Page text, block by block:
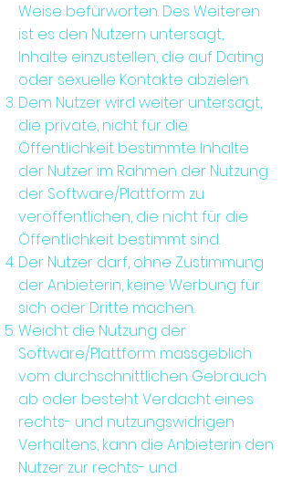
Weise befürworten. Des Weiteren
ist es den Nutzern untersagt,
Inhalte einzustellen, die auf Dating
oder sexuelle Kontakte abzielen.
Dem Nutzer wird weiter untersagt,
die private, nicht für die
Öffentlichkeit bestimmte Inhalte
der Nutzer im Rahmen der Nutzung
der Software/Plattform zu
veröffentlichen, die nicht für die
Öffentlichkeit bestimmt sind.
Der Nutzer darf, ohne Zustimmung
der Anbieterin, keine Werbung für
sich oder Dritte machen.
Weicht die Nutzung der
Software/Plattform massgeblich
vom durchschnittlichen Gebrauch
ab oder besteht Verdacht eines
rechts- und nutzungswidrigen
Verhaltens, kann die Anbieterin den
Nutzer zur rechts- und